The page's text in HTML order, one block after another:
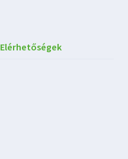
Elérhetőségek